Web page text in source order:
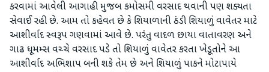
કરવામાં આવેલી આગાહી મુજબ કમોસમી વરસાદ થવાની પણ શક્યતા
સેવાઈ રહી છે. આમ તો કહેવત છે કે શિયાળાની ઠંડી શિયાળું વાવેતર માટે
આશીર્વાદ સ્વરૂપ ગણવામાં આવે છે. પરંતુ વાદળ છાયા વાતાવરણ અને
ગાઢ ધૂમમ્સ વચ્ચે વરસાદ પડે તો શિયાળું વાવેતર કરતા ખેડૂતોને આ
આશીર્વાદ અભિશાપ બની શકે તેમ છે અને શિયાળું પાકને મોટાપાયે